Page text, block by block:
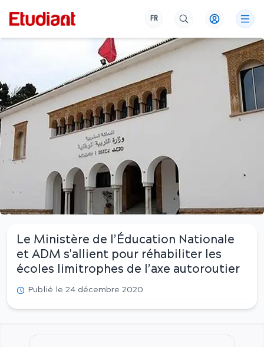
FR
Le Ministère de l’Éducation Nationale
et ADM s'allient pour réhabiliter les
écoles limitrophes de l’axe autoroutier
Publié le 24 décembre 2020